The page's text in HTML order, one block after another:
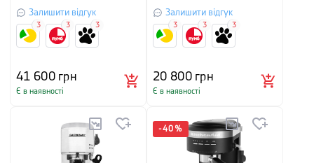
44,3x33,4x43 см,
пастельно-зелений
Залишити відгук
41 600грн
Є в наявності
3 3 3
Залишити відгук
20 800грн
Є в наявності
3 3 3
-40 %